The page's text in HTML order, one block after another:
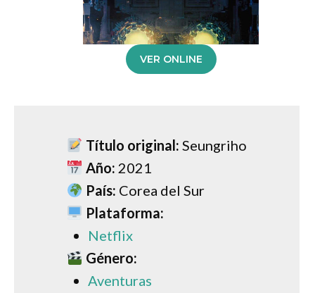
VER ONLINE
Título original: Seungriho
Año: 2021
País: Corea del Sur
Plataforma:
Netflix
Género:
Aventuras